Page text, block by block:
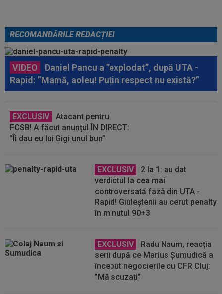
RECOMANDĂRILE REDACȚIEI
VIDEO
Daniel Pancu a ”explodat”, după UTA -
Rapid: ”Mamă, aoleu! Puțin respect nu există?”
EXCLUSIV
Atacant pentru
FCSB! A făcut anunțul ÎN DIRECT:
”Îi dau eu lui Gigi unul bun”
EXCLUSIV
2 la 1: au dat
verdictul la cea mai
controversată fază din UTA -
Rapid! Giuleștenii au cerut penalty
în minutul 90+3
EXCLUSIV
Radu Naum, reacția
serii după ce Marius Șumudică a
început negocierile cu CFR Cluj:
”Mă scuzați”